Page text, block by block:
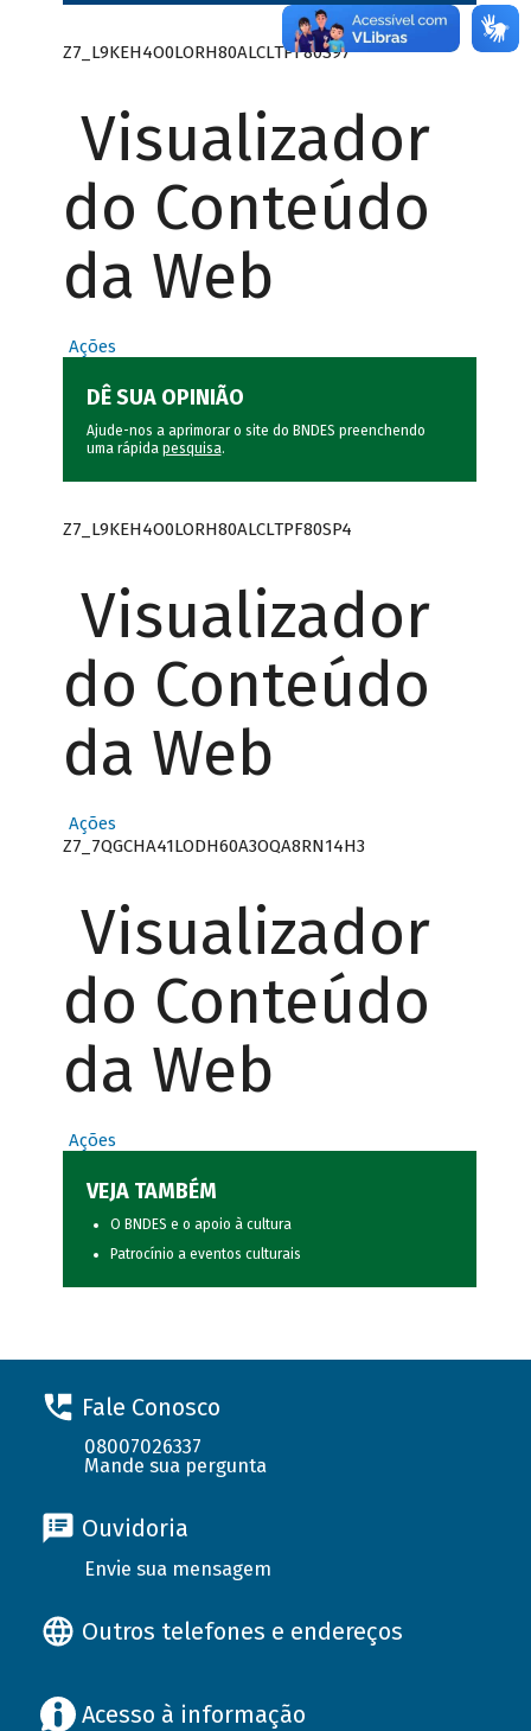
Z7_L9KEH4O0LORH80ALCLTPF80S97
Visualizador
do Conteúdo
da Web
Ações
DÊ SUA OPINIÃO
Ajude-nos a aprimorar o site do BNDES preenchendo
uma rápida pesquisa.
Z7_L9KEH4O0LORH80ALCLTPF80SP4
Visualizador
do Conteúdo
da Web
Ações
Z7_7QGCHA41LODH60A3OQA8RN14H3
Visualizador
do Conteúdo
da Web
Ações
VEJA TAMBÉM
O BNDES e o apoio à cultura
Patrocínio a eventos culturais
Fale Conosco
08007026337
Mande sua pergunta
Ouvidoria
Envie sua mensagem
Outros telefones e endereços
Acesso à informação